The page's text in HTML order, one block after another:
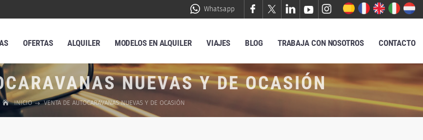
Whatsapp
OFERTAS ALQUILER MODELOS EN ALQUILER VIAJES BLOG TRABAJA CON NOSOTROS CONTACTO
NUEVAS Y DE OCASIÓN
INICIO VENTA DE AUTOCARAVANAS NUEVAS Y DE OCASIÓN